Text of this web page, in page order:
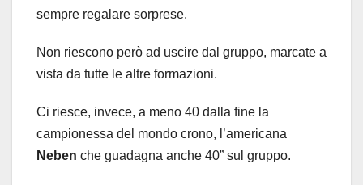
sempre regalare sorprese.
Non riescono però ad uscire dal gruppo, marcate a
vista da tutte le altre formazioni.
Ci riesce, invece, a meno 40 dalla fine la
campionessa del mondo crono, l’americana
Neben che guadagna anche 40” sul gruppo.